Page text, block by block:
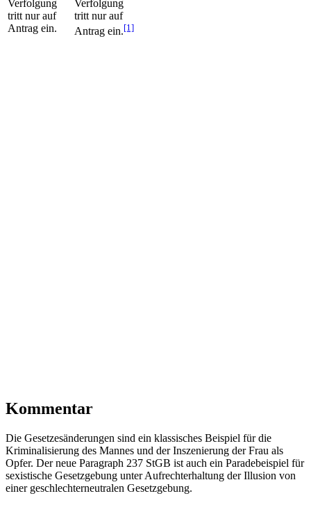
Verfolgung
tritt nur auf
Antrag ein.
Verfolgung
tritt nur auf
Antrag ein.[1]
Kommentar
Die Gesetzesänderungen sind ein klassisches Beispiel für die
Kriminalisierung des Mannes und der Inszenierung der Frau als
Opfer. Der neue Paragraph 237 StGB ist auch ein Paradebeispiel für
sexistische Gesetzgebung unter Aufrechterhaltung der Illusion von
einer geschlechterneutralen Gesetzgebung.